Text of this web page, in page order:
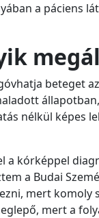
a páciens
beteget
nélkül képes
a kórképpel
a Budai
mert komoly
mert a